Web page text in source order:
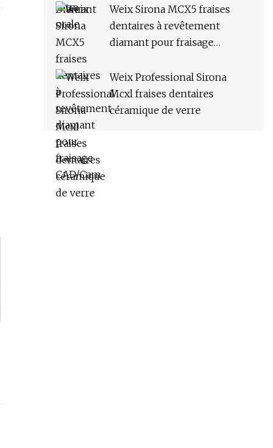
Weix Sirona MCX5 fraises
dentaires à revêtement
diamant pour fraisage
Weix Professional Sirona
Mcxl fraises dentaires
céramique de verre